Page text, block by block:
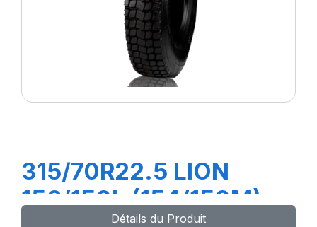
315/70R22.5 LION
156/150L (154/150M)
Détails du Produit